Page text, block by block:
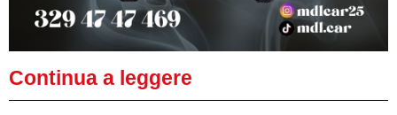
Continua a leggere